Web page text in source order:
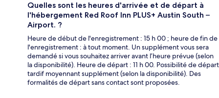
Quelles sont les heures d'arrivée et de départ à
l'hébergement Red Roof Inn PLUS+ Austin South –
Airport. ?
Heure de début de l'enregistrement : 15 h 00 ; heure de fin de
l'enregistrement : à tout moment. Un supplément vous sera
demandé si vous souhaitez arriver avant l’heure prévue (selon
la disponibilité). Heure de départ : 11 h 00. Possibilité de départ
tardif moyennant supplément (selon la disponibilité). Des
formalités de départ sans contact sont proposées.